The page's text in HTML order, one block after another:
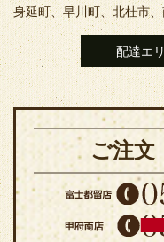
身延町、早川町、北杜市
配達エ
ご注文